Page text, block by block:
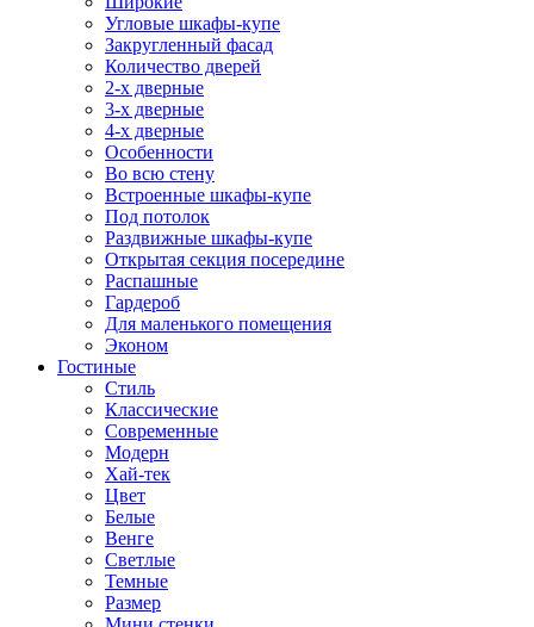
Угловые шкафы-купе
Закругленный фасад
Количество дверей
2-х дверные
3-х дверные
4-х дверные
Особенности
Во всю стену
Встроенные шкафы-купе
Под потолок
Раздвижные шкафы-купе
Открытая секция посередине
Распашные
Гардероб
Для маленького помещения
Эконом
Гостиные
Стиль
Классические
Современные
Модерн
Хай-тек
Цвет
Белые
Венге
Светлые
Темные
Размер